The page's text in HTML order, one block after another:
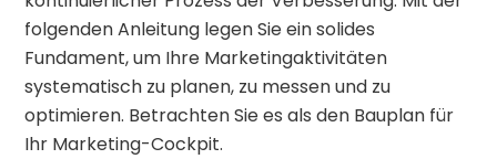
folgenden Anleitung legen Sie ein solides
Fundament, um Ihre Marketingaktivitäten
systematisch zu planen, zu messen und zu
optimieren. Betrachten Sie es als den Bauplan für
Ihr Marketing-Cockpit.